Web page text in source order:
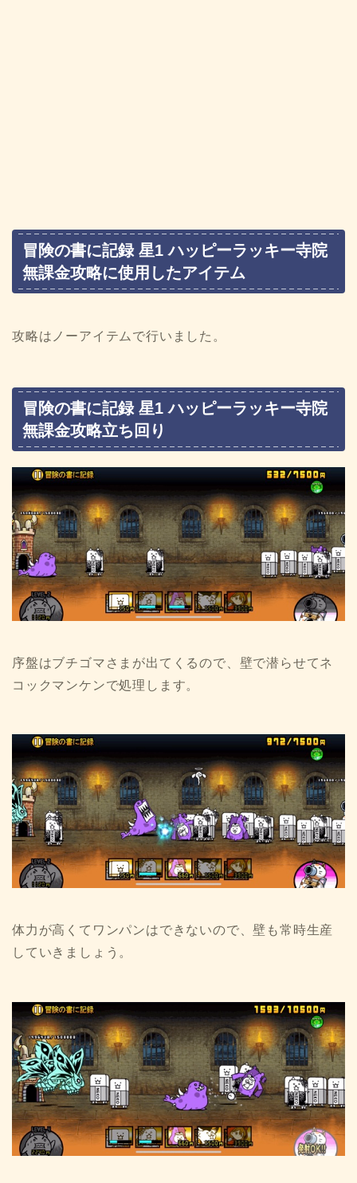
冒険の書に記録 星1 ハッピーラッキー寺院
無課金攻略に使用したアイテム
攻略はノーアイテムで行いました。
冒険の書に記録 星1 ハッピーラッキー寺院
無課金攻略立ち回り
序盤はブチゴマさまが出てくるので、壁で潜らせてネ
コックマンケンで処理します。
体力が高くてワンパンはできないので、壁も常時生産
していきましょう。